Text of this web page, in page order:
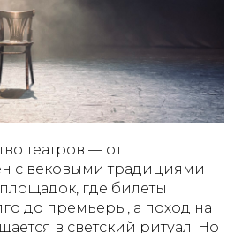
театров — от
с вековыми традициями
где билеты
до премьеры, а поход на
в светский ритуал. Но